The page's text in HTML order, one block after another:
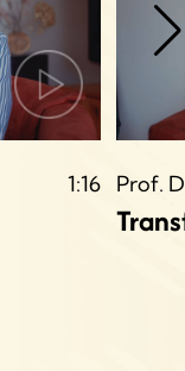
1:16 Prof.